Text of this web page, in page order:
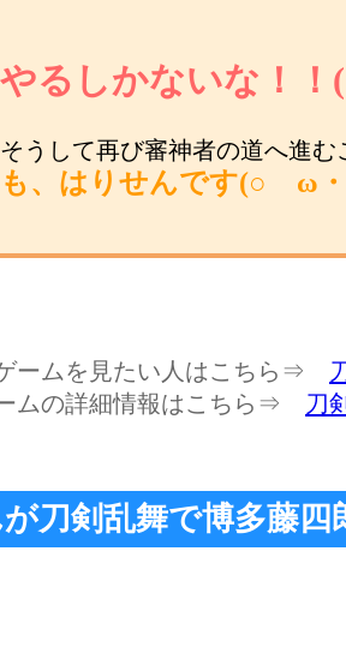
やるしかないな！！
そうして再び審神者の道へ進
も、はりせんです(○ゝω
ームを見たい人はこちら⇒
ムの詳細情報はこちら⇒ 刀
刀剣乱舞で博多藤